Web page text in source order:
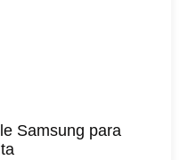
Samsung para